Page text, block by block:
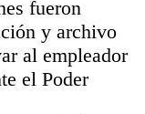
fueron
y archivo
al empleador
el Poder